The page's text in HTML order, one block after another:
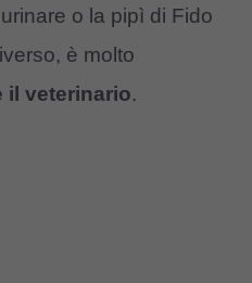
o la pipì di Fido
è molto
il veterinario.